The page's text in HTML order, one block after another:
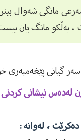
شەوال بینرا
مانگ یان
پێغەمبەرى
نیشانی کردنی
، لەوانە :